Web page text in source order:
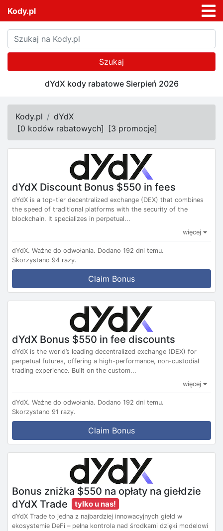
Kody.pl
Szukaj
dYdX kody rabatowe Sierpień 2026
Kody.pl
dYdX
[0 kodów rabatowych] [3 promocje]
dYdX Discount Bonus $550 in fees
dYdX is a top-tier decentralized exchange (DEX) that combines
the speed of traditional platforms with the security of the
blockchain. It specializes in perpetual...
więcej
dYdX. Ważne do odwołania. Dodano 192 dni temu.
Skorzystano 94 razy.
Claim Bonus
dYdX Bonus $550 in fee discounts
dYdX is the world’s leading decentralized exchange (DEX) for
perpetual futures, offering a high-performance, non-custodial
trading experience. Built on the custom...
więcej
dYdX. Ważne do odwołania. Dodano 192 dni temu.
Skorzystano 91 razy.
Claim Bonus
Bonus zniżka $550 na opłaty na giełdzie
dYdX Trade
tylko u nas!
dYdX Trade to jedna z najbardziej innowacyjnych giełd w
ekosystemie DeFi – pełna kontrola nad środkami dzięki modelowi